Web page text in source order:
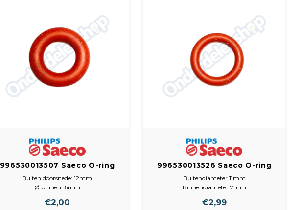
996530013507 Saeco O-ring
buit 12mm binn 6mm dikt
3mm
Buiten doorsnede: 12mm
Ø binnen: 6mm
Kleur: rood
€2,00
996530013526 Saeco O-ring
0070-20 buit 11 binn 7 dik 2
Buitendiameter 11mm
Binnendiameter 7mm
Kleur rood
€2,99